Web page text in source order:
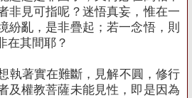
非見可指呢？迷悟真妄，惟在一
紛亂，是非疊起；若一念悟，則
在其間耶？
執著實在難斷，見解不圓，修行
及權教菩薩未能見性，即是因為